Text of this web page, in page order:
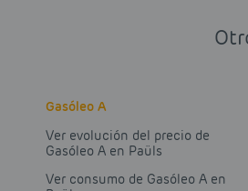
Gasóleo A
Ver evolución del precio de
Gasóleo A en Paüls
Ver consumo de Gasóleo A en